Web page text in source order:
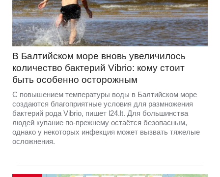
В Балтийском море вновь увеличилось
количество бактерий Vibrio: кому стоит
быть особенно осторожным
С повышением температуры воды в Балтийском море
создаются благоприятные условия для размножения
бактерий рода Vibrio, пишет l24.lt. Для большинства
людей купание по-прежнему остаётся безопасным,
однако у некоторых инфекция может вызвать тяжелые
осложнения.